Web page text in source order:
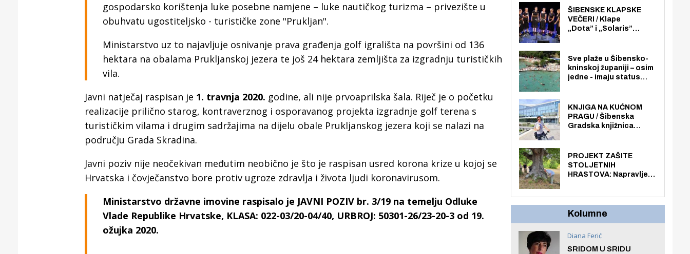
gospodarsko korištenja luke posebne namjene – luke nautičkog turizma – privezište u
obuhvatu ugostiteljsko - turističke zone "Prukljan".
Ministarstvo uz to najavljuje osnivanje prava građenja golf igrališta na površini od 136
hektara na obalama Prukljanskoj jezera te još 24 hektara zemljišta za izgradnju turističkih
vila.
Javni natječaj raspisan je 1. travnja 2020. godine, ali nije prvoaprilska šala. Riječ je o početku
realizacije prilično starog, kontraverznog i osporavanog projekta izgradnje golf terena s
turističkim vilama i drugim sadržajima na dijelu obale Prukljanskog jezera koji se nalazi na
području Grada Skradina.
Javni poziv nije neočekivan međutim neobično je što je raspisan usred korona krize u kojoj se
Hrvatska i čovječanstvo bore protiv ugroze zdravlja i života ljudi koronavirusom.
Ministarstvo državne imovine raspisalo je JAVNI POZIV br. 3/19 na temelju Odluke
Vlade Republike Hrvatske, KLASA: 022-03/20-04/40, URBROJ: 50301-26/23-20-3 od 19.
ožujka 2020.
nego radno sposobnih
osoba među svojih 170
stanovnika.
ŠIBENSKE KLAPSKE
VEČERI / Klape
„Dota” i „Solaris”
loži
Sve plaže u Šibensko-
kninskoj županiji – osim
jedne - imaju status
općoj upotrebi. Pristup
je slobodan i besplatan
za sve građane i
KNJIGA NA KUĆNOM
PRAGU / Šibenska
Gradska knjižnica
knjiga na kućnu adresu
električnim biciklom.
PROJEKT ZAŠITE
STOLJETNIH
HRASTOVA: Napravljen
Kolumne
Diana Ferić
SRIDOM U SRIDU